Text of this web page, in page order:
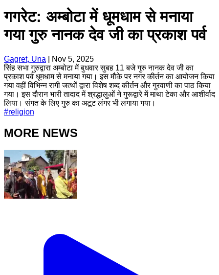
गगरेट: अम्बोटा में धूमधाम से मनाया
गया गुरु नानक देव जी का प्रकाश पर्व
Gagret, Una
Nov 5, 2025
सिंह सभा गुरुद्वारा अम्बोटा में बुधवार सुबह 11 बजे गुरु नानक देव जी का
प्रकाश पर्व धूमधाम से मनाया गया। इस मौके पर नगर कीर्तन का आयोजन किया
गया वहीं विभिन्न रागी जत्थों द्वारा विशेष शब्द कीर्तन और गुरवाणी का पाठ किया
गया। इस दौरान भारी तादाद में श्रद्धालुओं ने गुरूद्वारे में माथा टेका और आशीर्वाद
लिया। संगत के लिए गुरु का अटूट लंगर भी लगाया गया।
#religion
MORE NEWS